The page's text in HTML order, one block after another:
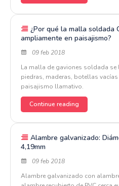
¿Por qué la malla soldada
ampliamente en paisajismo?
09 feb 2018
La malla de gaviones soldada
piedras, maderas, botellas
paisajismo llamativo.
Continue reading
Alambre galvanizado:
4,19mm
09 feb 2018
Alambre galvanizado con